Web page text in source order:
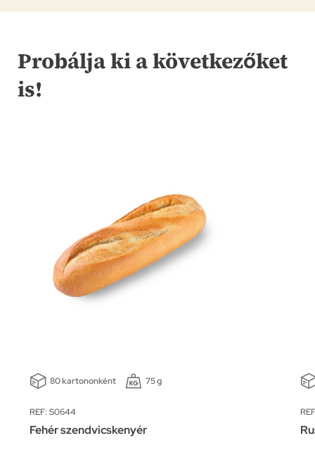
Probálja ki a következőket
is!
80 kartononként 75 g
REF: S0644
Fehér szendvicskenyér